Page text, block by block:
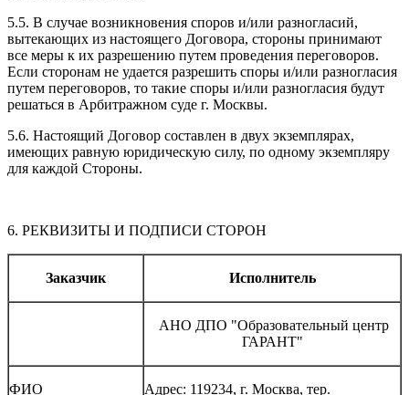
5.5. В случае возникновения споров и/или разногласий,
вытекающих из настоящего Договора, стороны принимают
все меры к их разрешению путем проведения переговоров.
Если сторонам не удается разрешить споры и/или разногласия
путем переговоров, то такие споры и/или разногласия будут
решаться в Арбитражном суде г. Москвы.
5.6. Настоящий Договор составлен в двух экземплярах,
имеющих равную юридическую силу, по одному экземпляру
для каждой Стороны.
6. РЕКВИЗИТЫ И ПОДПИСИ СТОРОН
Заказчик Исполнитель
АНО ДПО "Образовательный центр
ГАРАНТ"
ФИО
Адрес: 119234, г. Москва, тер.